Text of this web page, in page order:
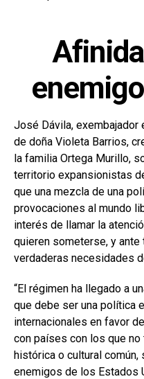
José Dávila, exembajador
de doña Violeta Barrios,
la familia Ortega Murillo,
territorio expansionistas
que una mezcla de una
provocaciones al mundo
interés de llamar la
quieren someterse, y
verdaderas necesidades
“El régimen ha llegado a
que debe ser una política
internacionales en favor
con países con los que
histórica o cultural
enemigos de los Estados